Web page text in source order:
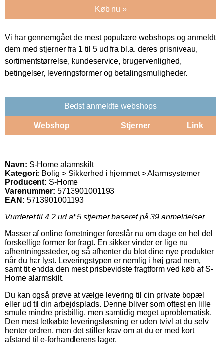
Køb nu »
Vi har gennemgået de mest populære webshops og anmeldt
dem med stjerner fra 1 til 5 ud fra bl.a. deres prisniveau,
sortimentstørrelse, kundeservice, brugervenlighed,
betingelser, leveringsformer og betalingsmuligheder.
Bedst anmeldte webshops
Webshop Stjerner Link
Navn: S-Home alarmskilt
Kategori: Bolig > Sikkerhed i hjemmet > Alarmsystemer
Producent: S-Home
Varenummer: 5713901001193
EAN: 5713901001193
Vurderet til 4.2 ud af 5 stjerner baseret på 39 anmeldelser
Masser af online forretninger foreslår nu om dage en hel del
forskellige former for fragt. En sikker vinder er lige nu
afhentningssteder, og så afhenter du blot dine nye produkter
når du har lyst. Leveringstypen er nemlig i høj grad nem,
samt tit endda den mest prisbevidste fragtform ved køb af S-
Home alarmskilt.
Du kan også prøve at vælge levering til din private bopæl
eller ud til din arbejdsplads. Denne bliver som oftest en lille
smule mindre prisbillig, men samtidig meget uproblematisk.
Den mest letkøbte leveringsløsning er uden tvivl at du selv
henter ordren, men det stiller krav om at du er med kort
afstand til e-forhandlerens lager.